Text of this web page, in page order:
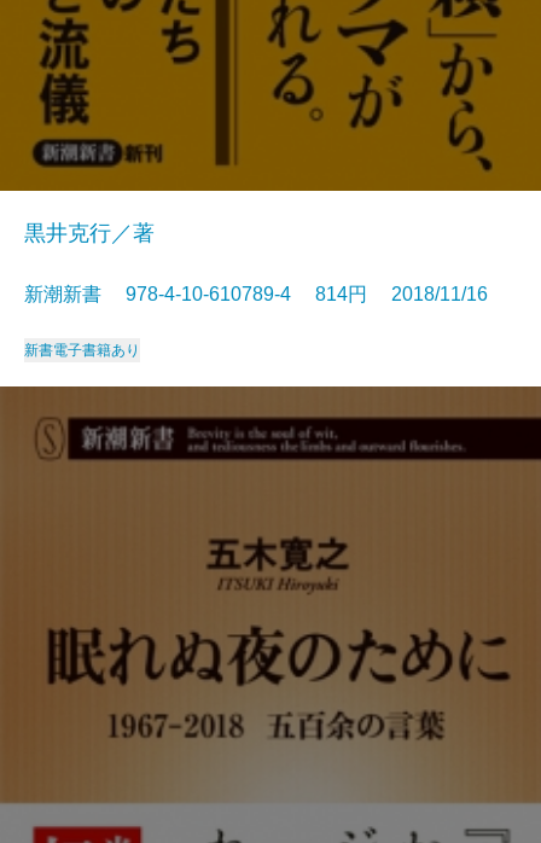
黒井克行／著
新潮新書 978-4-10-610789-4 814円 2018/11/16
新書電子書籍あり